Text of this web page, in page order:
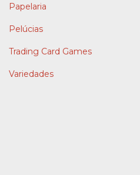
Papelaria
Pelúcias
Trading Card Games
Variedades